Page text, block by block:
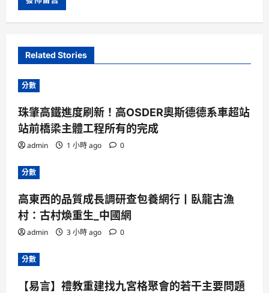
Related Stories
分數
珠肇高鐵進度刷新！高OSDER奧斯德德系車超站
站前橋梁主體工程所有的完成
admin 1 小時 ago 0
分數
高東西的品質成長調研查包養網行丨臥龍古漁
村：古村煥重生_中國網
admin 3 小時 ago 0
分數
【易言】禮教重建找九宮格聚會的若干主要問題